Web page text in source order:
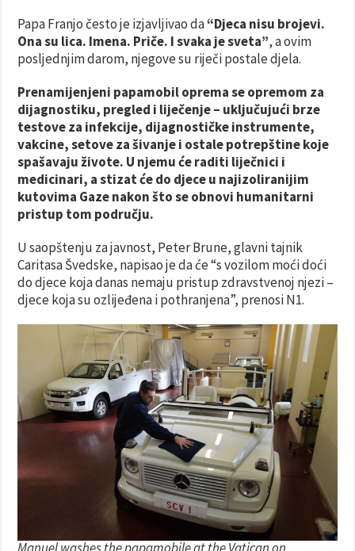
Papa Franjo često je izjavljivao da“Djeca nisu brojevi.
Ona su lica. Imena. Priče. I svaka je sveta”, a ovim
posljednjim darom, njegove su riječi postale djela.
Prenamijenjeni papamobil oprema se opremom za
dijagnostiku, pregled i liječenje – uključujući brze
testove za infekcije, dijagnostičke instrumente,
vakcine, setove za šivanje i ostale potrepštine koje
spašavaju živote. U njemu će raditi liječnici i
medicinari, a stizat će do djece u najizoliranijim
kutovima Gaze nakon što se obnovi humanitarni
pristup tom području.
U saopštenju za javnost, Peter Brune, glavni tajnik
Caritasa Švedske, napisao je da će “s vozilom moći doći
do djece koja danas nemaju pristup zdravstvenoj njezi –
djece koja su ozlijeđena i pothranjena”, prenosi N1.